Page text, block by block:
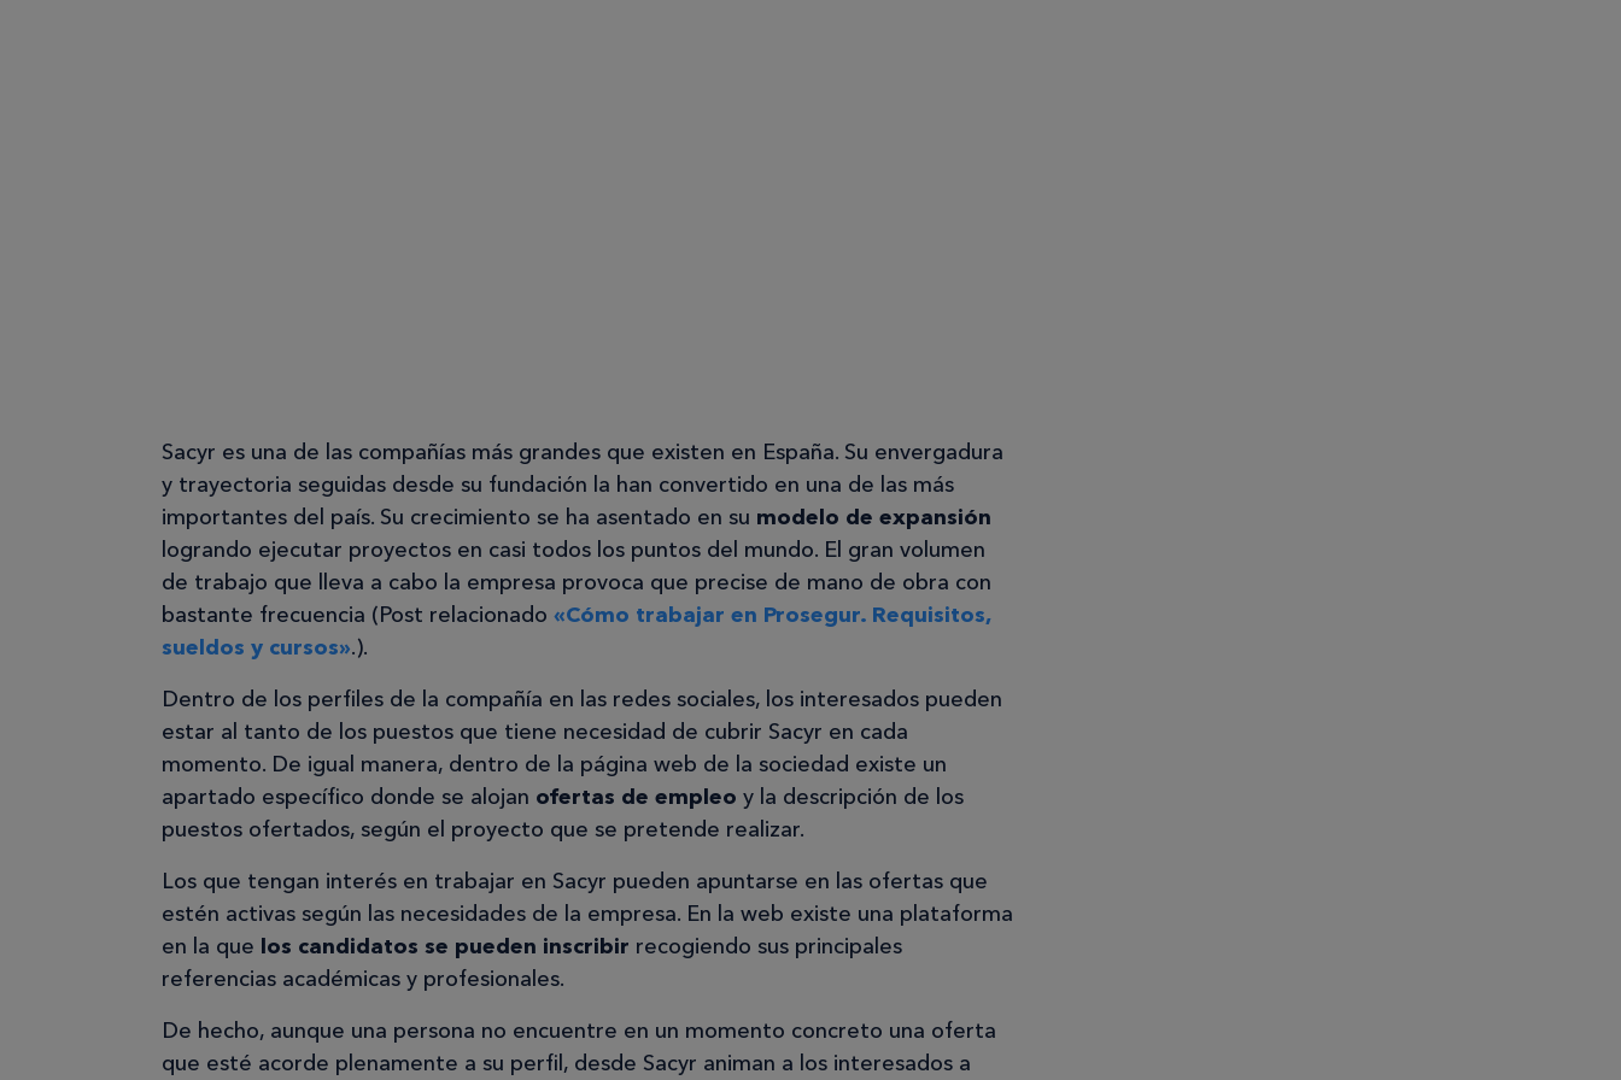
Sacyr es una de las compañías más grandes que existen en España. Su envergadura
y trayectoria seguidas desde su fundación la han convertido en una de las más
importantes del país. Su crecimiento se ha asentado en su modelo de expansión
logrando ejecutar proyectos en casi todos los puntos del mundo. El gran volumen
de trabajo que lleva a cabo la empresa provoca que precise de mano de obra con
bastante frecuencia (Post relacionado «Cómo trabajar en Prosegur. Requisitos,
sueldos y cursos».).
Dentro de los perfiles de la compañía en las redes sociales, los interesados pueden
estar al tanto de los puestos que tiene necesidad de cubrir Sacyr en cada
momento. De igual manera, dentro de la página web de la sociedad existe un
apartado específico donde se alojan ofertas de empleo y la descripción de los
puestos ofertados, según el proyecto que se pretende realizar.
Los que tengan interés en trabajar en Sacyr pueden apuntarse en las ofertas que
estén activas según las necesidades de la empresa. En la web existe una plataforma
en la que los candidatos se pueden inscribir recogiendo sus principales
referencias académicas y profesionales.
De hecho, aunque una persona no encuentre en un momento concreto una oferta
que esté acorde plenamente a su perfil, desde Sacyr animan a los interesados a